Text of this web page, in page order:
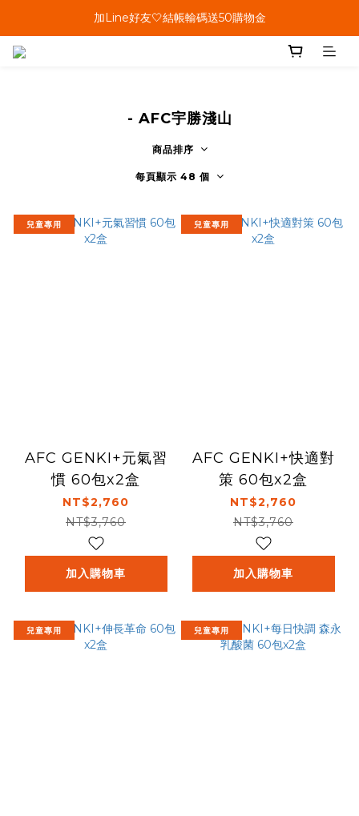
單筆結帳金額滿899🤍超取/郵寄免運費
加Line好友🤍結帳輸碼送50購物金
- AFC宇勝淺山
商品排序
每頁顯示 48 個
兒童專用
AFC GENKI+元氣習
慣 60包x2盒
NT$2,760
NT$3,760
加入購物車
兒童專用
AFC GENKI+快適對
策 60包x2盒
NT$2,760
NT$3,760
加入購物車
兒童專用 兒童專用